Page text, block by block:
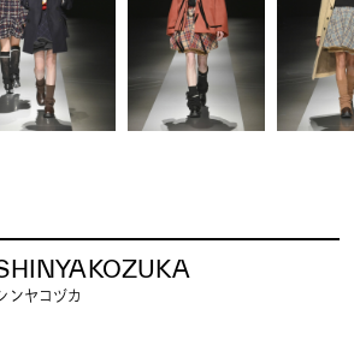
ンヤコヅカ